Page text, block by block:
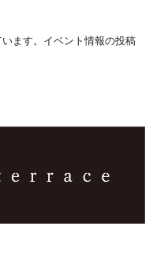
ます。イベント情報の投稿